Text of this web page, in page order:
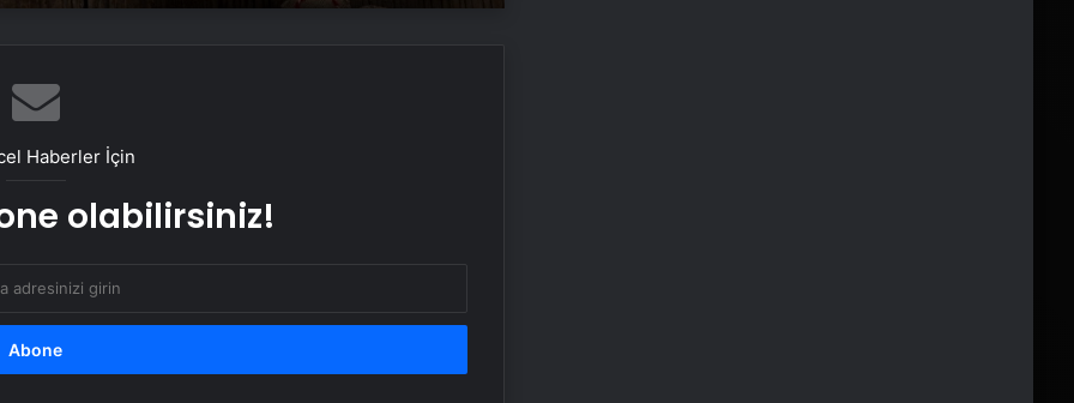
kahvaltıda tüketilmesini önerdiği 5
Haberler İçin
olabilirsiniz!